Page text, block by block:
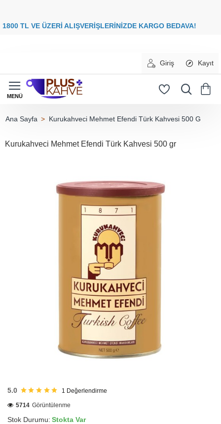
00 TL VE ÜZERİ ALIŞVERİŞLERİNİZDE KARGO
Giriş Kayıt
Kurukahveci Mehmet Efendi Türk Kahvesi 500 G
Kurukahveci Mehmet Efendi Türk Kahvesi 500 gr
5.0 1 Değerlendirme
Stok Durumu: Stokta Var
5714 Görüntülenme